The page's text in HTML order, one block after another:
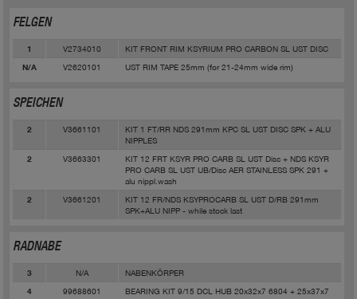
FELGEN
1 V2734010 KIT FRONT RIM KSYRIUM PRO CARBON SL UST DISC
N/A V2620101 UST RIM TAPE 25mm (for 21-24mm wide rim)
SPEICHEN
2 V3661101
KIT 1 FT/RR NDS 291mm KPC SL UST DISC SPK + ALU
NIPPLES
2 V3663301
KIT 12 FRT KSYR PRO CARB SL UST Disc + NDS KSYR
PRO CARB SL UST UB/Disc AER STAINLESS SPK 291 +
alu nippl.wash
2 V3661201
KIT 12 FR/NDS KSYPROCARB SL UST D/RB 291mm
SPK+ALU NIPP - while stock last
RADNABE
3 N/A NABENKÖRPER
4 99688601
BEARING KIT 9/15 DCL HUB 20x32x7 6804 + 25x37x7